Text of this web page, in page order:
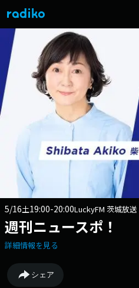
5/16土19:00-20:00LuckyFM 茨城放送
週刊ニュースポ！
詳細情報を見る
シェア